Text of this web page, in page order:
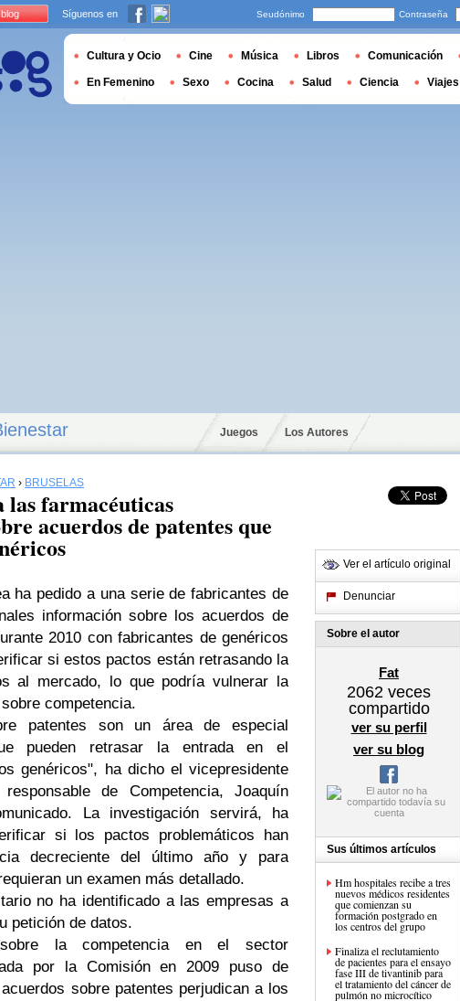
Juegos Los Autores
› BRUSELAS
las farmacéuticas
acuerdos de patentes que
ha pedido a una serie de fabricantes de
información sobre los acuerdos de
2010 con fabricantes de genéricos
si estos pactos están retrasando la
al mercado, lo que podría vulnerar la
competencia.
patentes son un área de especial
pueden retrasar la entrada en el
genéricos", ha dicho el vicepresidente
de Competencia, Joaquín
La investigación servirá, ha
si los pactos problemáticos han
decreciente del último año y para
un examen más detallado.
no ha identificado a las empresas a
petición de datos.
la competencia en el sector
por la Comisión en 2009 puso de
sobre patentes perjudican a los
Ver el artículo original
Denunciar
Sobre el autor
Fat
2062 veces
compartido
ver su perfil
ver su blog
Sus últimos artículos
Hm hospitales recibe a tres
nuevos médicos residentes
que comienzan su
formación postgrado en
los centros del grupo
Finaliza el reclutamiento
de pacientes para el ensayo
fase III de tivantinib para
el tratamiento del cáncer de
Síguenos en Seudónimo Contraseña
Cultura y Ocio Cine Música Libros Comunicación
En Femenino Sexo Cocina Salud Ciencia Viajes